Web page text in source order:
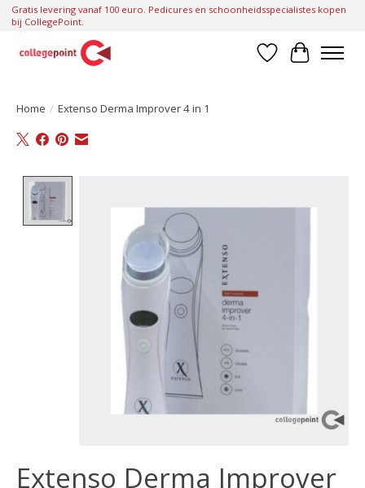
Gratis levering vanaf 100 euro. Pedicures en schoonheidsspecialistes kopen
bij CollegePoint.
Verlanglijst
Home / Extenso Derma Improver 4 in 1
Extenso Derma Improver